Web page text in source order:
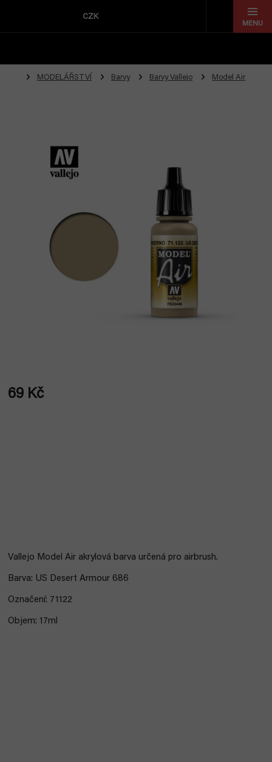
CZK
MODELÁŘSTVÍ Barvy Barvy Vallejo Model Air
69 Kč
Vallejo Model Air akrylová barva určená pro airbrush.
Barva: US Desert Armour 686
Označení: 71122
Objem: 17ml